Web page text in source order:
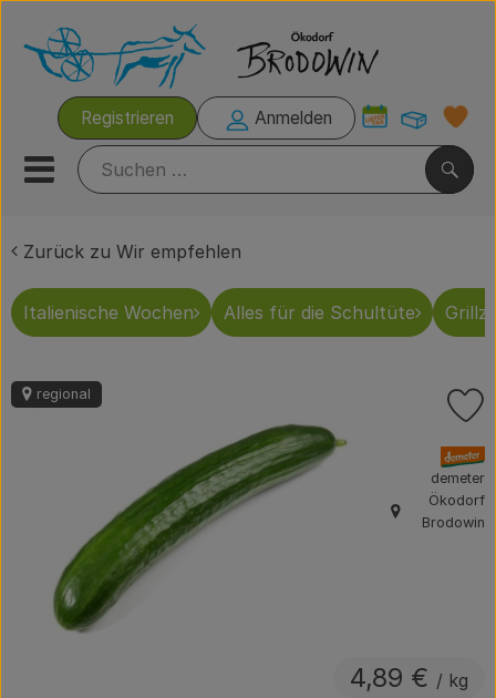
Registrieren Anmelden
Mobiles Menu öffnen oder
Rezeptkisten
Brodowiner Produkte
Obst & Gemüse
Getränke
Vorratskammer
Zurück zu Wir empfehlen
Italienische Wochen Alles für die Schultüte
4,89 € / kg
regional
, Verband:
demeter
, Herkunft:
Ökodorf
Brodowin